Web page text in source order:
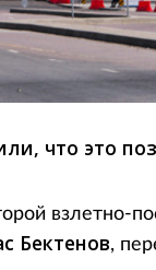
что это
взлетно-
Бектенов,